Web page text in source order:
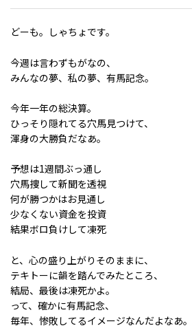
どーも。しゃちょです。
今週は言わずもがなの、
みんなの夢、私の夢、有馬記念。
今年一年の総決算。
ひっそり隠れてる穴馬見つけて、
渾身の大勝負だなあ。
予想は1週間ぶっ通し
穴馬捜して新聞を透視
何が勝つかはお見通し
少なくない資金を投資
結果ボロ負けして凍死
と、心の盛り上がりそのままに、
テキトーに韻を踏んでみたところ、
結局、最後は凍死かよ。
って、確かに有馬記念、
毎年、惨敗してるイメージなんだよなあ。